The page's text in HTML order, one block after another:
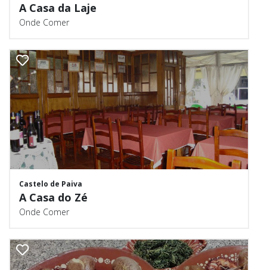
A Casa da Laje
Onde Comer
Castelo de Paiva
A Casa do Zé
Onde Comer